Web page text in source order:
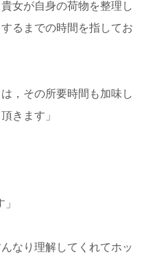
女が自身の荷物を整理し
るまでの時間を指してお
，その所要時間も加味し
きます」
なり理解してくれてホッ